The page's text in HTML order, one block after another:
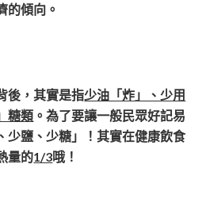
的傾向。
，其實是指少油「炸」、少用
糖類 。為了要讓一般民眾好記易
少鹽、少糖」！其實在健康飲食
量的1/3哦！